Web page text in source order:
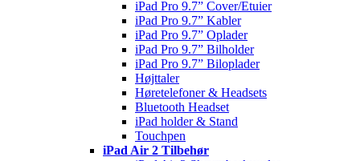
iPad Pro 9.7” Cover/Etuier
iPad Pro 9.7” Kabler
iPad Pro 9.7” Oplader
iPad Pro 9.7” Bilholder
iPad Pro 9.7” Biloplader
Højttaler
Høretelefoner & Headsets
Bluetooth Headset
iPad holder & Stand
Touchpen
iPad Air 2 Tilbehør